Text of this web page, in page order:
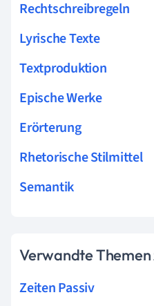
Rechtschreibregeln
Lyrische Texte
Textproduktion
Epische Werke
Erörterung
Rhetorische Stilmittel
Semantik
Verwandte
Zeiten Passiv